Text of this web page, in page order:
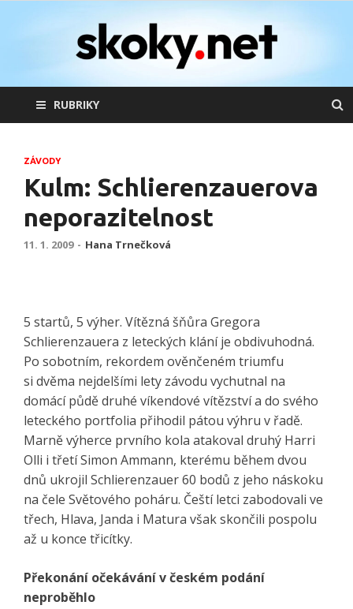
skoky.net
skoky na lyžích
RUBRIKY
ZÁVODY
Kulm: Schlierenzauerova
neporazitelnost
11. 1. 2009 - Hana Trnečková
5 startů, 5 výher. Vítězná šňůra Gregora
Schlierenzauera z leteckých klání je obdivuhodná.
Po sobotním, rekordem ověnčeném triumfu
si dvěma nejdelšími lety závodu vychutnal na
domácí půdě druhé víkendové vítězství a do svého
leteckého portfolia přihodil pátou výhru v řadě.
Marně výherce prvního kola atakoval druhý Harri
Olli i třetí Simon Ammann, kterému během dvou
dnů ukrojil Schlierenzauer 60 bodů z jeho náskoku
na čele Světového poháru. Čeští letci zabodovali ve
třech, Hlava, Janda i Matura však skončili pospolu
až u konce třicítky.
Překonání očekávání v českém podání
neproběhlo